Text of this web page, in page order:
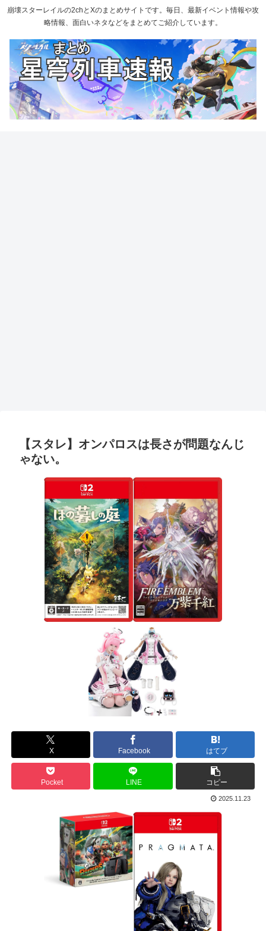
崩壊スターレイルの2chとXのまとめサイトです。毎日、最新イベント情報や攻
略情報、面白いネタなどをまとめてご紹介しています。
【スタレ】オンパロスは長さが問題なんじ
ゃない。
X Facebook はてブ
Pocket LINE コピー
2025.11.23